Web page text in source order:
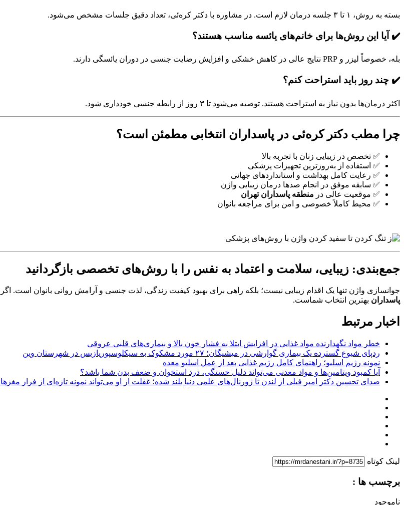
بسته به روش، ۱ تا ۳ جلسه درمان لازم است. در مشاوره با دکتر کره‌ئی، تعداد دقیق جلسات مشخص می‌شود.
✔️ آیا این روش‌ها برای خانم‌های یائسه مناسب هستند؟
بله، خصوصاً لیزر و PRP نتایج عالی در کاهش خشکی و افزایش رضایت جنسی در دوران یائسگی دارند.
✔️ چند روز باید استراحت کنم؟
اکثر درمان‌ها بدون نیاز به استراحت هستند. توصیه می‌شود تا ۳ روز از رابطه جنسی خودداری شود.
چرا مطب دکتر کره‌ئی در پاسداران انتخابی مطمئن است؟
✅ تخصص در زیبایی زنان با تجربه بالا
✅ استفاده از به‌روزترین تجهیزات پزشکی
✅ رعایت کامل بهداشت و استانداردهای جهانی
✅ سابقه موفق در انجام صدها درمان زیبایی واژن
✅ موقعیت عالی در منطقه پاسداران تهران
✅ محیط کاملاً خصوصی و امن برای مراجعه بانوان
جمع‌بندی: زیبایی، سلامت و اعتماد به نفس را با روش‌های تخصصی بازگردانید
جوانسازی واژن تنها یک اقدام زیبایی نیست؛ بلکه راهی برای بهبود کیفیت زندگی، لذت جنسی و آرامش روانی بانوان است. اگر
پاسداران بهترین انتخاب شماست.
اخبار مرتبط
خطر مواد نگهدارنده مواد غذایی در افزایش ابتلا به فشار خون بالا و بیماری‌های قلبی عروقی
ردپای شیوع گسترده یک بیماری گوارشی در میشیگان؛ ۲۷ مورد مشکوک به سیکلوسپوریازیس در شهرستان وین
نمونه رژیم اسلیو؛ راهنمای کامل رژیم غذایی بعد از عمل اسلیو معده
آیا کمبود ویتامین‌ها و مواد معدنی می‌تواند دلیل خستگی، درد استخوان و ضعف بدن شما باشد؟
صدای تحسین دکتر امیر فیلی از لندن تا ژورنال‌های علمی دنیا بلند شده؛ غفلت از او می‌تواند نمونه تازه‌ای از فرار
لینک کوتاه
برچسب ها :
ناموجود